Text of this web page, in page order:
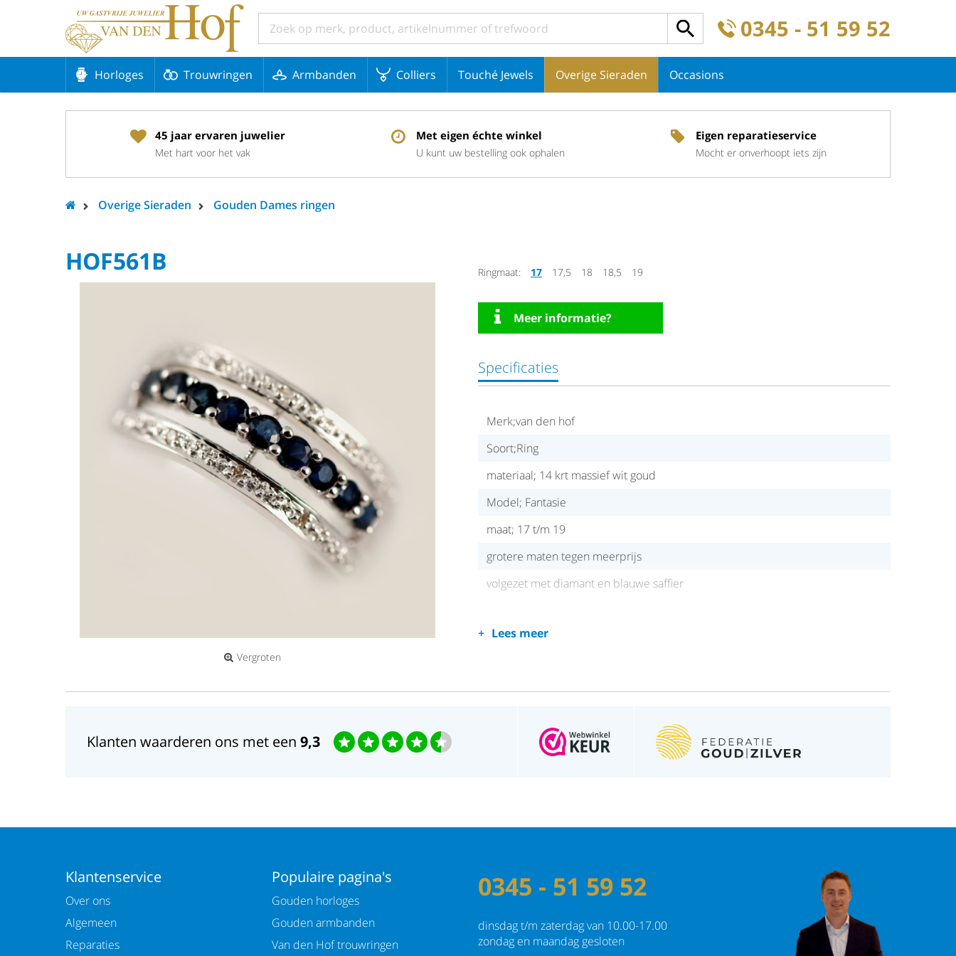
0345 - 51 59 52
Horloges Trouwringen Armbanden Colliers Touché Jewels Overige Sieraden Occasions
45 jaar ervaren juwelier
Met hart voor het vak
Met eigen échte winkel
U kunt uw bestelling ook ophalen
Eigen reparatieservice
Mocht er onverhoopt iets zijn
Overige Sieraden Gouden Dames ringen
HOF561B
Vergroten
Ringmaat: 17 17,5 18 18,5 19
Meer informatie?
Specificaties
Merk;van den hof
Soort;Ring
materiaal; 14 krt massief wit goud
Model; Fantasie
maat; 17 t/m 19
grotere maten tegen meerprijs
volgezet met diamant en blauwe saffier
Lees meer
Klanten waarderen ons met een 9,3
Klantenservice
Over ons
Algemeen
Reparaties
Populaire pagina's
Gouden horloges
Gouden armbanden
Van den Hof trouwringen
0345 - 51 59 52
dinsdag t/m zaterdag van 10.00-17.00
zondag en maandag gesloten